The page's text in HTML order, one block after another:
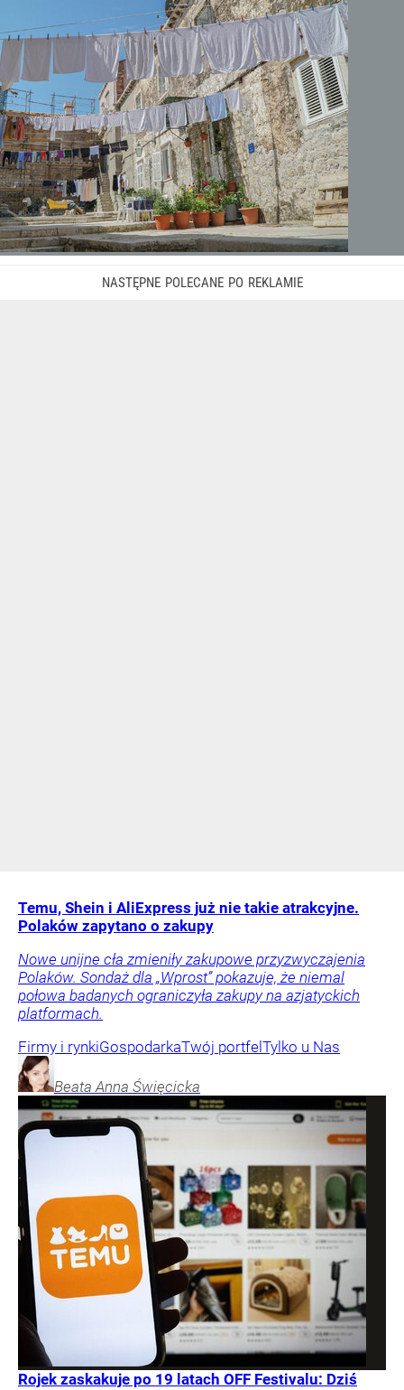
Temu, Shein i AliExpress już nie takie atrakcyjne.
Polaków zapytano o zakupy
Nowe unijne cła zmieniły zakupowe przyzwyczajenia
Polaków. Sondaż dla „Wprost” pokazuje, że niemal
połowa badanych ograniczyła zakupy na azjatyckich
platformach.
Firmy i rynkiGospodarkaTwój portfelTylko u Nas
Beata Anna Święcicka
Rojek zaskakuje po 19 latach OFF Festivalu: Dziś